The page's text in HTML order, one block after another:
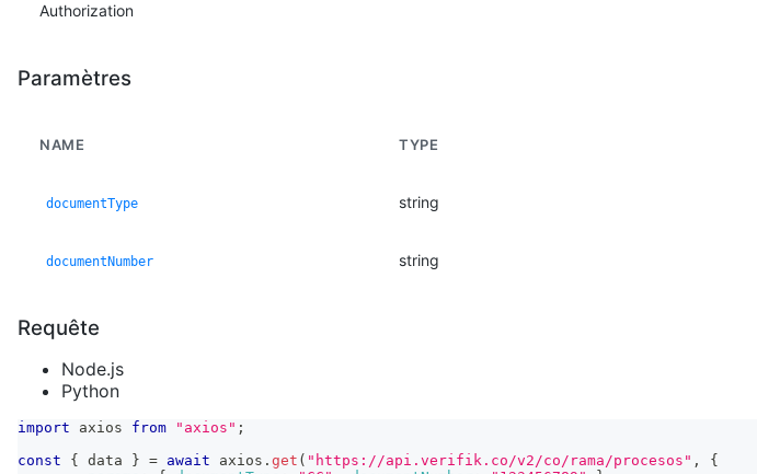
Authorization
Paramètres
NAME TYPE
documentType string
documentNumber string
Requête
Node.js
Python
import axios from "axios" ;
const
{ data } = await axios . get ( "https://api.verifik.co/v2/co/rama/procesos" ,
{